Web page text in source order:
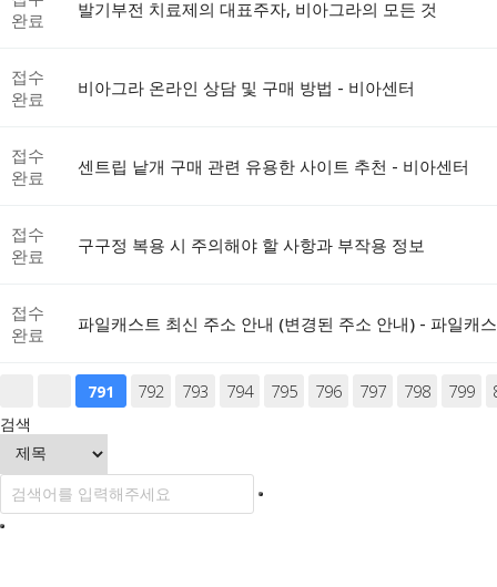
완료
발기부전 치료제의 대표주자, 비아그라의 모든 것
접수
완료
비아그라 온라인 상담 및 구매 방법 - 비아센터
접수
완료
센트립 낱개 구매 관련 유용한 사이트 추천 - 비아센터
접수
완료
구구정 복용 시 주의해야 할 사항과 부작용 정보
접수
완료
파일캐스트 최신 주소 안내 (변경된 주소 안내) - 파일캐
791 792 793 794 795 796 797 798 799
검색